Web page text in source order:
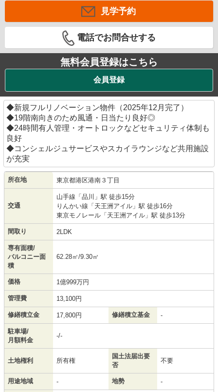
見学予約
電話でお問合せする
無料会員登録はこちら
会員登録
◆新規フルリノベーション物件（2025年12月完了）
◆19階南向きのため風通・日当たり良好◎
◆24時間有人管理・オートロックなどセキュリティ体制も
良好
◆コンシェルジュサービスやスカイラウンジなど共用施設
が充実
所在地 東京都港区港南 ３丁目
交通
山手線 「 品川 」駅 徒歩15分
りんかい線 「 天王洲アイル 」駅 徒歩16分
東京モノレール 「 天王洲アイル 」駅 徒歩13分
間取り 2LDK
専有面積/
バルコニー面
積
62.28㎡/9.30㎡
価格 1億999万円
管理費 13,100円
修繕積立金 17,800円 修繕積立基金 -
駐車場/
月額料金
-/-
土地権利 所有権
国土法届出要
否
不要
用途地域 - 地勢 -